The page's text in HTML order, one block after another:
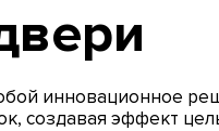
инновационное
создавая эффект